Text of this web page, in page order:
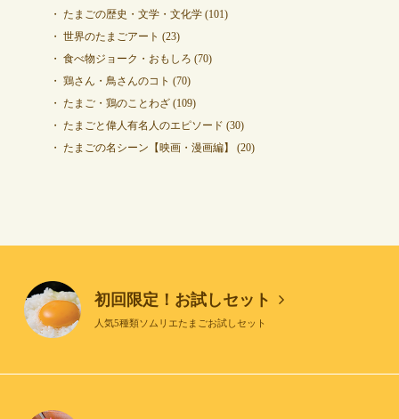
たまごの歴史・文学・文化学(101)
世界のたまごアート (23)
食べ物ジョーク・おもしろ (70)
鶏さん・鳥さんのコト (70)
たまご・鶏のことわざ(109)
たまごと偉人有名人のエピソード (30)
たまごの名シーン【映画・漫画編】
(20)
初回限定！お試しセット
人気5種類ソムリエたまごお試しセット